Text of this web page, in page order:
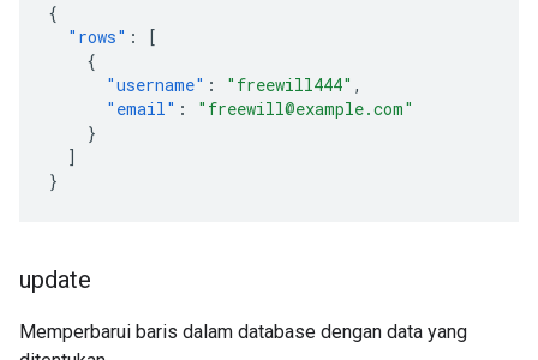
{
"rows" :
[
{
"username" : "freewill444" ,
"email" :
"freewill@example.com"
}
]
}
update
Memperbarui baris dalam database dengan data yang